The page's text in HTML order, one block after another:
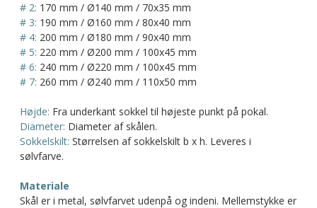
# 2: 170 mm / Ø140 mm / 70x35 mm
# 3: 190 mm / Ø160 mm / 80x40 mm
# 4: 200 mm / Ø180 mm / 90x40 mm
# 5: 220 mm / Ø200 mm / 100x45 mm
# 6: 240 mm / Ø220 mm / 100x45 mm
# 7: 260 mm / Ø240 mm / 110x50 mm
Højde: Fra underkant sokkel til højeste punkt på pokal.
Diameter: Diameter af skålen.
Sokkelskilt: Størrelsen af sokkelskilt b x h. Leveres i
sølvfarve.
Materiale
Skål er i metal, sølvfarvet udenpå og indeni. Mellemstykke er